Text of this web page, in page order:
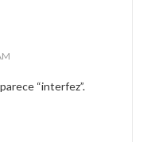
“interfez”.